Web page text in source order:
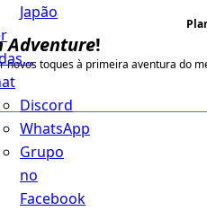
Japão
Discord
WhatsApp
Grupo
no
Facebook
Adventure!
novos toques à primeira aventura do